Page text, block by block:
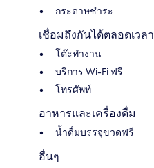
กระดาษชำระ
เชื่อมถึงกันได้ตลอดเวลา
โต๊ะทำงาน
บริการ Wi-Fi ฟรี
โทรศัพท์
อาหารและเครื่องดื่ม
น้ำดื่มบรรจุขวดฟรี
อื่นๆ